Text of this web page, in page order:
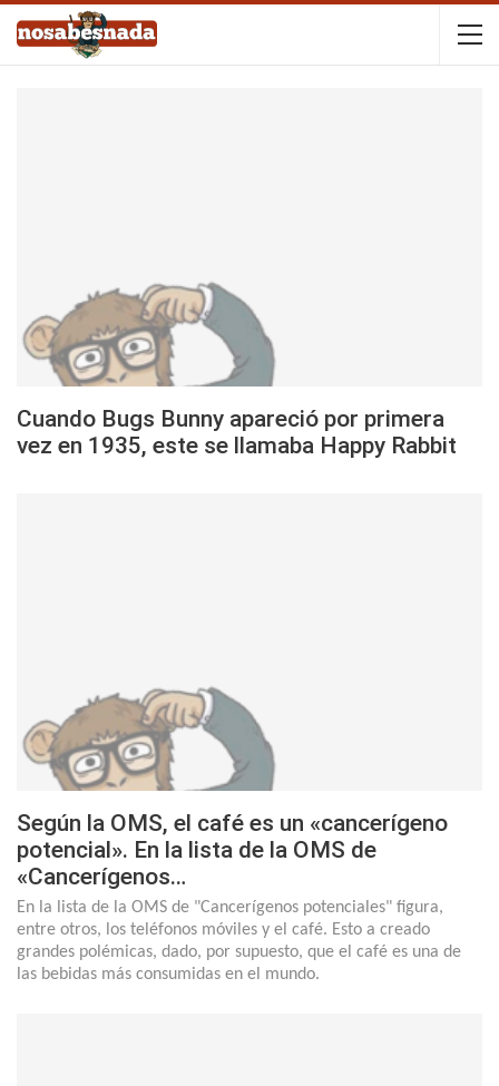
Cuando Bugs Bunny apareció por primera
vez en 1935, este se llamaba Happy Rabbit
Según la OMS, el café es un «cancerígeno
potencial». En la lista de la OMS de
«Cancerígenos…
En la lista de la OMS de "Cancerígenos potenciales" figura,
entre otros, los teléfonos móviles y el café. Esto a creado
grandes polémicas, dado, por supuesto, que el café es una de
las bebidas más consumidas en el mundo.